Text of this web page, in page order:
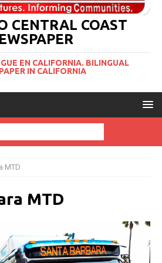
CENTRAL COAST
EN CALIFORNIA. BILINGUAL
IN CALIFORNIA
MTD
MTD